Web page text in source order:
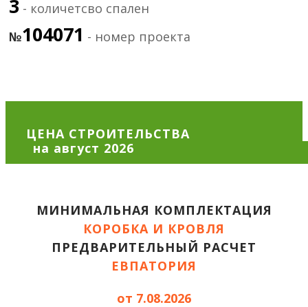
3 - количетсво спален
№104071 - номер проекта
ЦЕНА СТРОИТЕЛЬСТВА
МИНИМАЛЬНАЯ КОМПЛЕКТАЦИЯ
КОРОБКА И КРОВЛЯ
ПРЕДВАРИТЕЛЬНЫЙ РАСЧЕТ
ЕВПАТОРИЯ
от 7.08.2026